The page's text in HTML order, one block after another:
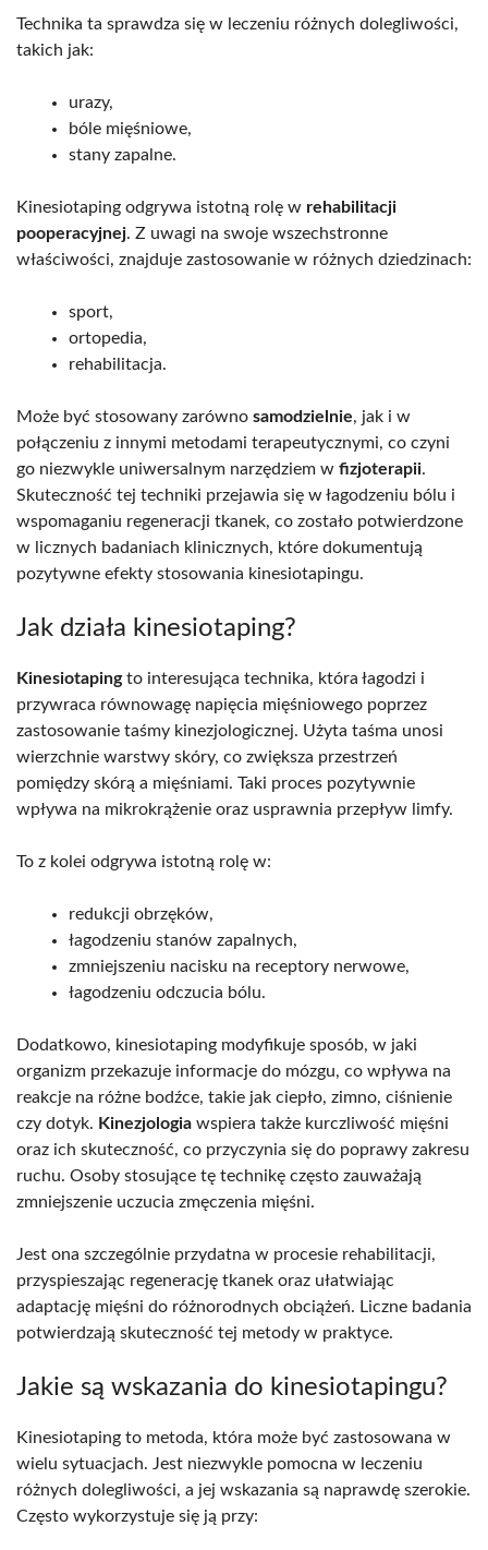
Technika ta sprawdza się w leczeniu różnych dolegliwości,
takich jak:
urazy,
bóle mięśniowe,
stany zapalne.
Kinesiotaping odgrywa istotną rolę w rehabilitacji
pooperacyjnej. Z uwagi na swoje wszechstronne
właściwości, znajduje zastosowanie w różnych dziedzinach:
sport,
ortopedia,
rehabilitacja.
Może być stosowany zarówno samodzielnie, jak i w
połączeniu z innymi metodami terapeutycznymi, co czyni
go niezwykle uniwersalnym narzędziem w fizjoterapii.
Skuteczność tej techniki przejawia się w łagodzeniu bólu i
wspomaganiu regeneracji tkanek, co zostało potwierdzone
w licznych badaniach klinicznych, które dokumentują
pozytywne efekty stosowania kinesiotapingu.
Jak działa kinesiotaping?
Kinesiotapingto interesująca technika, która łagodzi i
przywraca równowagę napięcia mięśniowego poprzez
zastosowanie taśmy kinezjologicznej. Użyta taśma unosi
wierzchnie warstwy skóry, co zwiększa przestrzeń
pomiędzy skórą a mięśniami. Taki proces pozytywnie
wpływa na mikrokrążenie oraz usprawnia przepływ limfy.
To z kolei odgrywa istotną rolę w:
redukcji obrzęków,
łagodzeniu stanów zapalnych,
zmniejszeniu nacisku na receptory nerwowe,
łagodzeniu odczucia bólu.
Dodatkowo, kinesiotaping modyfikuje sposób, w jaki
organizm przekazuje informacje do mózgu, co wpływa na
reakcje na różne bodźce, takie jak ciepło, zimno, ciśnienie
czy dotyk. Kinezjologia wspiera także kurczliwość mięśni
oraz ich skuteczność, co przyczynia się do poprawy zakresu
ruchu. Osoby stosujące tę technikę często zauważają
zmniejszenie uczucia zmęczenia mięśni.
Jest ona szczególnie przydatna w procesie rehabilitacji,
przyspieszając regenerację tkanek oraz ułatwiając
adaptację mięśni do różnorodnych obciążeń. Liczne badania
potwierdzają skuteczność tej metody w praktyce.
Jakie są wskazania do kinesiotapingu?
Kinesiotaping to metoda, która może być zastosowana w
wielu sytuacjach. Jest niezwykle pomocna w leczeniu
różnych dolegliwości, a jej wskazania są naprawdę szerokie.
Często wykorzystuje się ją przy: